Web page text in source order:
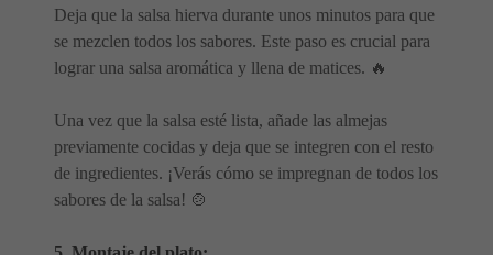
Deja que la salsa hierva durante unos minutos para que
se mezclen todos los sabores. Este paso es crucial para
lograr una salsa aromática y llena de matices. 🔥
Una vez que la salsa esté lista, añade las almejas
previamente cocidas y deja que se integren con el resto
de ingredientes. ¡Verás cómo se impregnan de todos los
sabores de la salsa! 🍲